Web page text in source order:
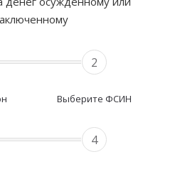
2
Выберите ФСИН
4